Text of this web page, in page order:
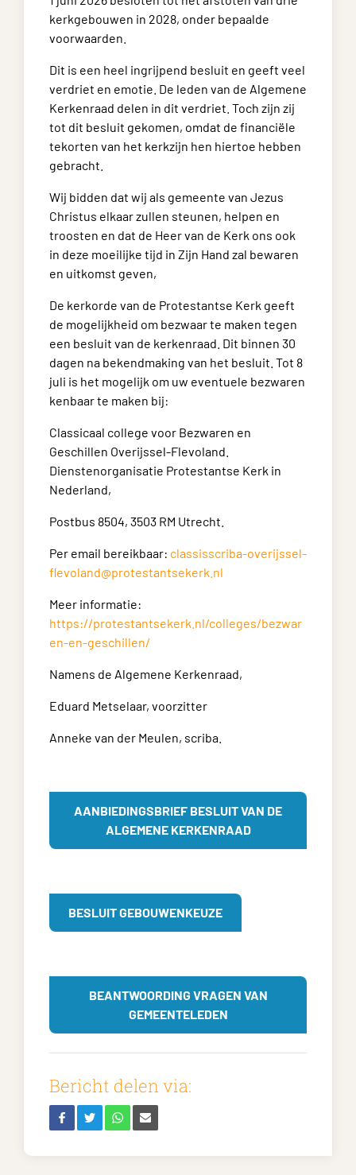
kerkgebouwen in 2028, onder bepaalde
voorwaarden.
Dit is een heel ingrijpend besluit en geeft veel
verdriet en emotie. De leden van de Algemene
Kerkenraad delen in dit verdriet. Toch zijn zij
tot dit besluit gekomen, omdat de financiële
tekorten van het kerkzijn hen hiertoe hebben
gebracht.
Wij bidden dat wij als gemeente van Jezus
Christus elkaar zullen steunen, helpen en
troosten en dat de Heer van de Kerk ons ook
in deze moeilijke tijd in Zijn Hand zal bewaren
en uitkomst geven,
De kerkorde van de Protestantse Kerk geeft
de mogelijkheid om bezwaar te maken tegen
een besluit van de kerkenraad. Dit binnen 30
dagen na bekendmaking van het besluit. Tot 8
juli is het mogelijk om uw eventuele bezwaren
kenbaar te maken bij:
Classicaal college voor Bezwaren en
Geschillen Overijssel-Flevoland.
Dienstenorganisatie Protestantse Kerk in
Nederland,
Postbus 8504, 3503 RM Utrecht.
Per email bereikbaar: classisscriba-overijssel-
flevoland@protestantsekerk.nl
Meer informatie:
https://protestantsekerk.nl/colleges/bezwar
en-en-geschillen/
Namens de Algemene Kerkenraad,
Eduard Metselaar, voorzitter
Anneke van der Meulen, scriba.
AANBIEDINGSBRIEF BESLUIT VAN DE
ALGEMENE KERKENRAAD
BESLUIT GEBOUWENKEUZE
BEANTWOORDING VRAGEN VAN
GEMEENTELEDEN
Bericht delen via: